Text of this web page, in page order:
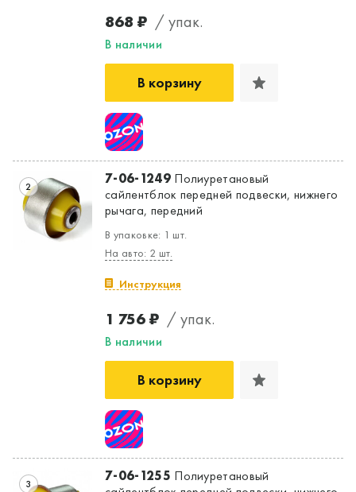
Да, верно Нет, выбрать другой
868 ₽ / упак.
В наличии
В корзину
2 7-06-1249Полиуретановый
сайлентблок передней подвески, нижнего
рычага, передний
В упаковке: 1 шт.
На авто: 2 шт.
Инструкция
1 756 ₽ / упак.
В наличии
В корзину
3 7-06-1255 Полиуретановый